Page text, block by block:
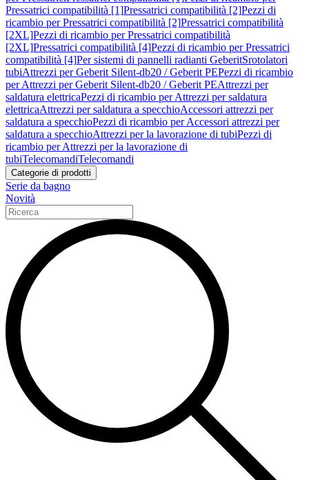
Pressatrici compatibilità [1]Pressatrici compatibilità [2]Pezzi di
ricambio per Pressatrici compatibilità [2]Pressatrici compatibilità
[2XL]Pezzi di ricambio per Pressatrici compatibilità
[2XL]Pressatrici compatibilità [4]Pezzi di ricambio per Pressatrici
compatibilità [4]Per sistemi di pannelli radianti GeberitSrotolatori
tubiAttrezzi per Geberit Silent-db20 / Geberit PEPezzi di ricambio
per Attrezzi per Geberit Silent-db20 / Geberit PEAttrezzi per
saldatura elettricaPezzi di ricambio per Attrezzi per saldatura
elettricaAttrezzi per saldatura a specchioAccessori attrezzi per
saldatura a specchioPezzi di ricambio per Accessori attrezzi per
saldatura a specchioAttrezzi per la lavorazione di tubiPezzi di
ricambio per Attrezzi per la lavorazione di
tubiTelecomandiTelecomandi
Categorie di prodotti
Serie da bagno
Novità